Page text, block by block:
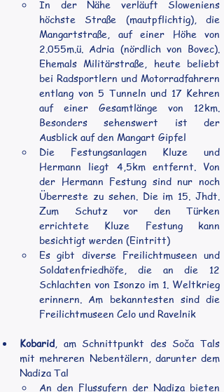
In der Nähe verläuft Sloweniens
höchste Straße (mautpflichtig), die
Mangartstraße, auf einer Höhe von
2.055m.ü. Adria (nördlich von Bovec).
Ehemals Militärstraße, heute beliebt
bei Radsportlern und Motorradfahrern
entlang von 5 Tunneln und 17 Kehren
auf einer Gesamtlänge von 12km.
Besonders sehenswert ist der
Ausblick auf den Mangart Gipfel
Die Festungsanlagen Kluze und
Hermann liegt 4,5km entfernt. Von
der Hermann Festung sind nur noch
Überreste zu sehen. Die im 15. Jhdt.
Zum Schutz vor den Türken
errichtete Kluze Festung kann
besichtigt werden (Eintritt)
Es gibt diverse Freilichtmuseen und
Soldatenfriedhöfe, die an die 12
Schlachten von Isonzo im 1. Weltkrieg
erinnern. Am bekanntesten sind die
Freilichtmuseen Celo und Ravelnik
Kobarid, am Schnittpunkt des Soča Tals
mit mehreren Nebentälern, darunter dem
Nadiza Tal
An den Flussufern der Nadiza bieten